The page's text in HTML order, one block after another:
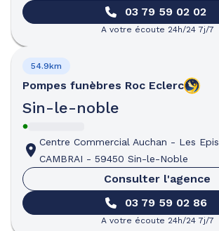
03 79 59 02 02
A votre écoute 24h/24 7j/7
Pompes funèbres Roc Eclerc
Sin-le-noble
54.9km
Centre Commercial Auchan - Les Epis
CAMBRAI - 59450 Sin-le-Noble
Consulter l'agence
03 79 59 02 86
A votre écoute 24h/24 7j/7